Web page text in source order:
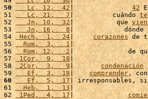
50
   Lc, 12,  42
| 42
51
   Lc, 21,   7
|          cuándo
52
   Jn, 10,  32
|           que
53
   Jn, 16,   8
|             dónde
54 Hech,  1,  24 | corazones de
55
  Rom,  3,   1
56
  Rom, 12,   2
|              de
57 1Cor,  9,  18
58 2Cor,  3,   9 | condenación
59
   Ef,  3,  18
| comprender ,
60
   Ef,  5,  17
| irresponsables,
61
  Heb,  1,  13
62 1Ped,  4,  17 |